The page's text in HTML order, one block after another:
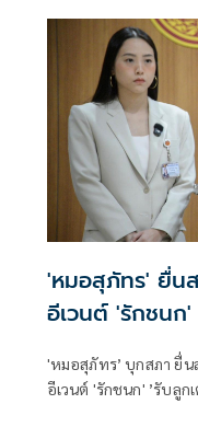
'หมอสุภัทร' ยื่น
อีเวนต์ 'รักชนก
'หมอสุภัทร’ บุกสภา ยื่น
อีเวนต์ 'รักชนก' ’รับลูก